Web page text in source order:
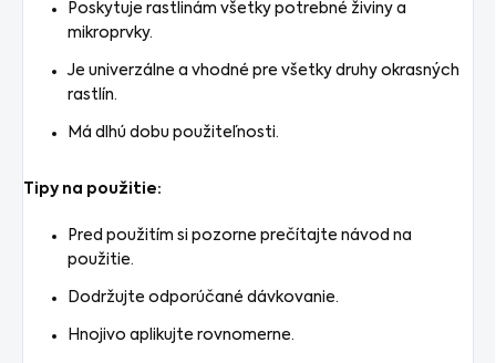
Poskytuje rastlinám všetky potrebné živiny a
mikroprvky.
Je univerzálne a vhodné pre všetky druhy okrasných
rastlín.
Má dlhú dobu použiteľnosti.
Tipy na použitie:
Pred použitím si pozorne prečítajte návod na
použitie.
Dodržujte odporúčané dávkovanie.
Hnojivo aplikujte rovnomerne.